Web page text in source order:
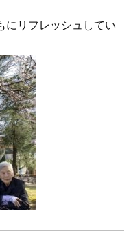
にリフレッシュしてい